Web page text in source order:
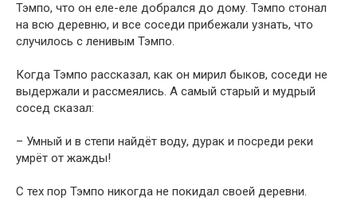
Тэмпо, что он еле-еле добрался до дому. Тэмпо стонал
на всю деревню, и все соседи прибежали узнать, что
случилось с ленивым Тэмпо.
Когда Тэмпо рассказал, как он мирил быков, соседи не
выдержали и рассмеялись. А самый старый и мудрый
сосед сказал:
– Умный и в степи найдёт воду, дурак и посреди реки
умрёт от жажды!
С тех пор Тэмпо никогда не покидал своей деревни.